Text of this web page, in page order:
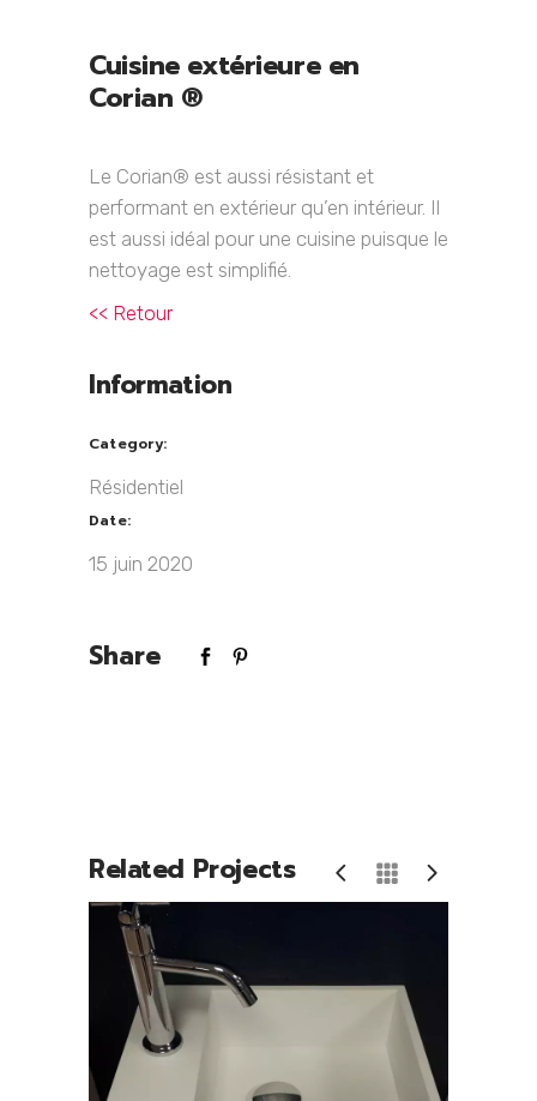
Cuisine extérieure en
Corian ®
Le Corian® est aussi résistant et
performant en extérieur qu’en intérieur. Il
est aussi idéal pour une cuisine puisque le
nettoyage est simplifié.
<< Retour
Information
Category:
Résidentiel
Date:
15 juin 2020
Share
Related Projects